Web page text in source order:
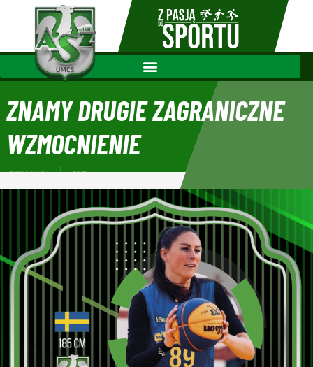
ZNAMY DRUGIE ZAGRANICZNE
WZMOCNIENIE
21/07/2023 17:17